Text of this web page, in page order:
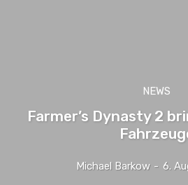
NEWS
Farmer’s Dynasty 2
Michael Barkow - 6.